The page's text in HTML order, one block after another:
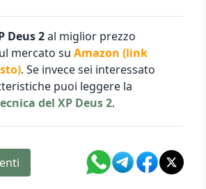
Deus 2al miglior prezzo
mercato su Amazon (link
. Se invece sei interessato
puoi leggere la
del XP Deus 2.